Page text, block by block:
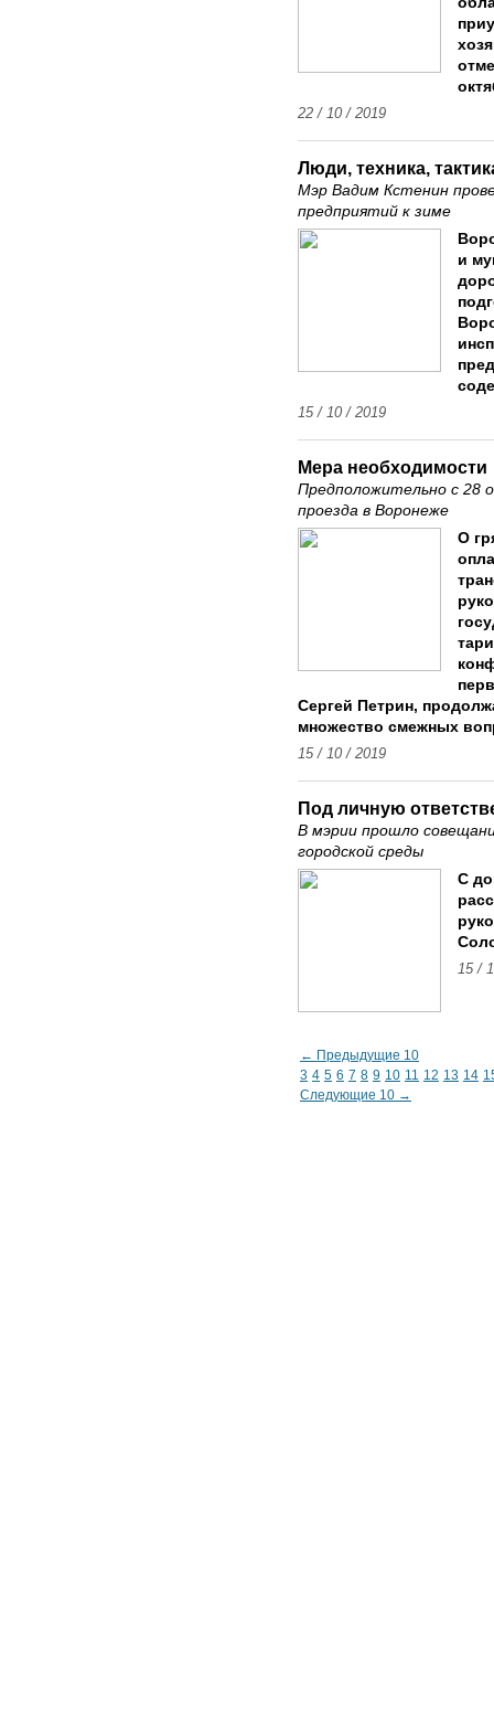
22 / 10 / 2019
Люди, техника,
Мэр Вадим Кстенин
предприятий к зиме
и
15 / 10 / 2019
Мера необходимости
Предположительно с 28
проезда в Воронеже
О
Сергей Петрин,
множество смежных
15 / 10 / 2019
Под личную
В мэрии прошло
городской среды
С
15 /
← Предыдущие 10
3 4 5 6 7 8 9 10 11 12 13 14
Следующие 10 →